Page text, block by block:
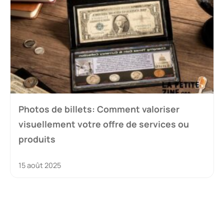
Photos de billets: Comment valoriser
visuellement votre offre de services ou
produits
15 août 2025